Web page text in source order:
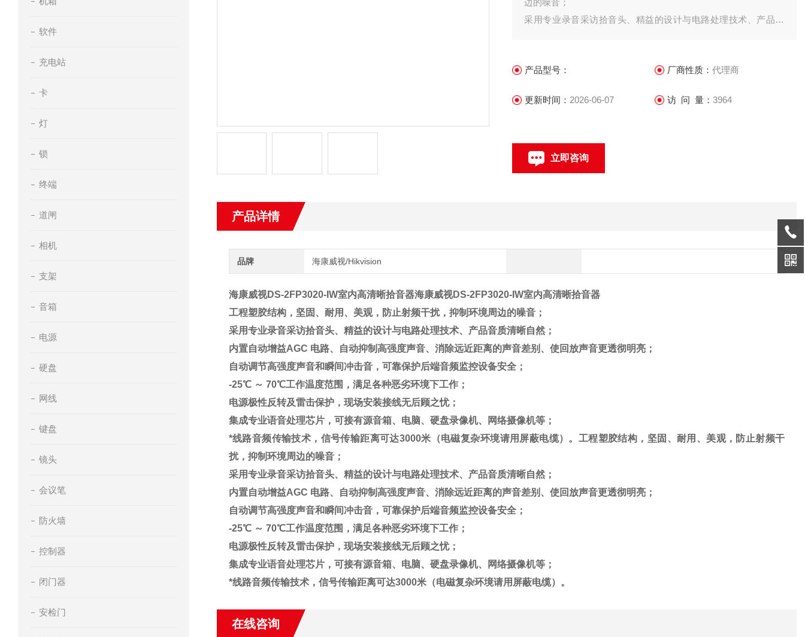
软件
充电站
卡
灯
锁
终端
道闸
相机
支架
音箱
电源
硬盘
网线
键盘
镜头
会议笔
防火墙
控制器
闭门器
安检门
边的噪音；
采用专业录音采访拾音头、精益的设计与电路处理技术、产品音
声音差别、使回放声音更透彻明亮；
安全；
产品型号： 厂商性质： 代理商
更新时间： 2026-06-07 访 问 量： 3964
立即咨询
产品详情
品牌 海康威视/Hikvision
海康威视DS-2FP3020-IW室内高清晰拾音器海康威视DS-2FP3020-IW室内高清晰拾音器
工程塑胶结构，坚固、耐用、美观，防止射频干扰，抑制环境周边的噪音；
采用专业录音采访拾音头、精益的设计与电路处理技术、产品音质清晰自然；
内置自动增益AGC 电路、自动抑制高强度声音、消除远近距离的声音差别、使回放声音更透彻明亮；
自动调节高强度声音和瞬间冲击音，可靠保护后端音频监控设备安全；
-25℃ ～ 70℃工作温度范围，满足各种恶劣环境下工作；
电源极性反转及雷击保护，现场安装接线无后顾之忧；
集成专业语音处理芯片，可接有源音箱、电脑、硬盘录像机、网络摄像机等；
*线路音频传输技术，信号传输距离可达3000米（电磁复杂环境请用屏蔽电缆）。 工程塑胶结构，坚固、耐用、美观，防止射频干
扰，抑制环境周边的噪音；
采用专业录音采访拾音头、精益的设计与电路处理技术、产品音质清晰自然；
内置自动增益AGC 电路、自动抑制高强度声音、消除远近距离的声音差别、使回放声音更透彻明亮；
自动调节高强度声音和瞬间冲击音，可靠保护后端音频监控设备安全；
-25℃ ～ 70℃工作温度范围，满足各种恶劣环境下工作；
电源极性反转及雷击保护，现场安装接线无后顾之忧；
集成专业语音处理芯片，可接有源音箱、电脑、硬盘录像机、网络摄像机等；
*线路音频传输技术，信号传输距离可达3000米（电磁复杂环境请用屏蔽电缆）。
在线咨询